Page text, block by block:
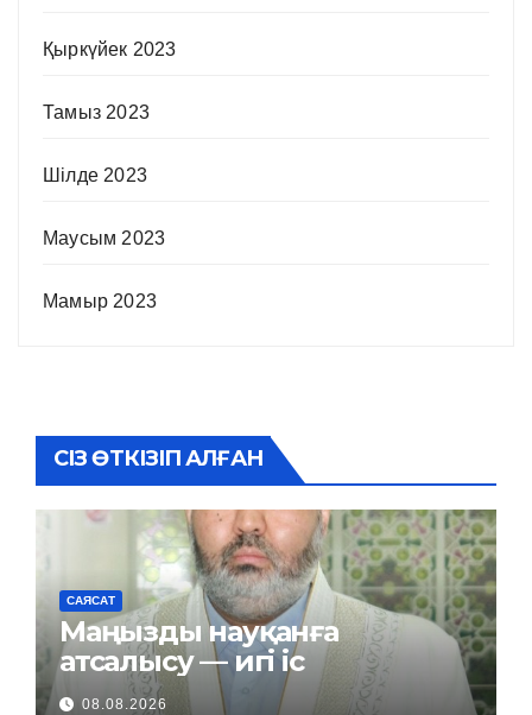
Қыркүйек 2023
Тамыз 2023
Шілде 2023
Маусым 2023
Мамыр 2023
СІЗ ӨТКІЗІП АЛҒАН
САЯСАТ
Маңызды науқанға
атсалысу — игі іс
08.08.2026